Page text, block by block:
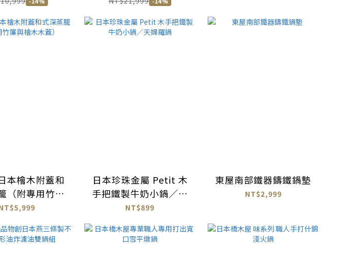
本檜木附蓋和
（附專用竹簾
木木蓋）
日本珍珠金屬 Petit 木
手把鐵製牛奶小鍋／天
婦羅鍋
NT$899
東屋南部鐵器鑄鐵鍋墊
NT$2,999